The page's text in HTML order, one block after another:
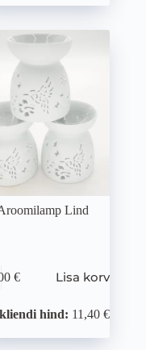
Lind
€ Lisa korvi
hind: 11,40 €